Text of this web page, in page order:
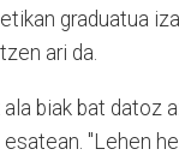
graduatua
ari da.
ala biak bat datoz
esatean. "Lehen